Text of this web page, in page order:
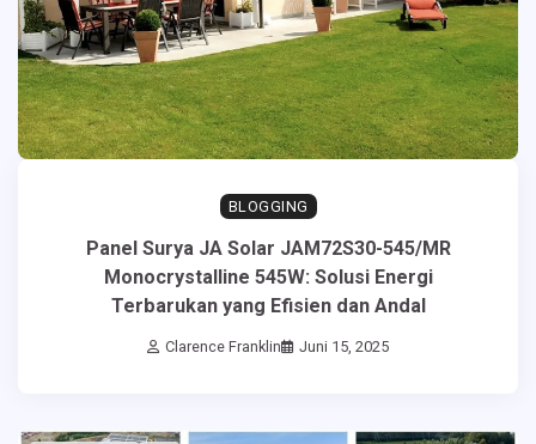
BLOGGING
Panel Surya JA Solar JAM72S30-545/MR
Monocrystalline 545W: Solusi Energi
Terbarukan yang Efisien dan Andal
Clarence Franklin Juni 15, 2025